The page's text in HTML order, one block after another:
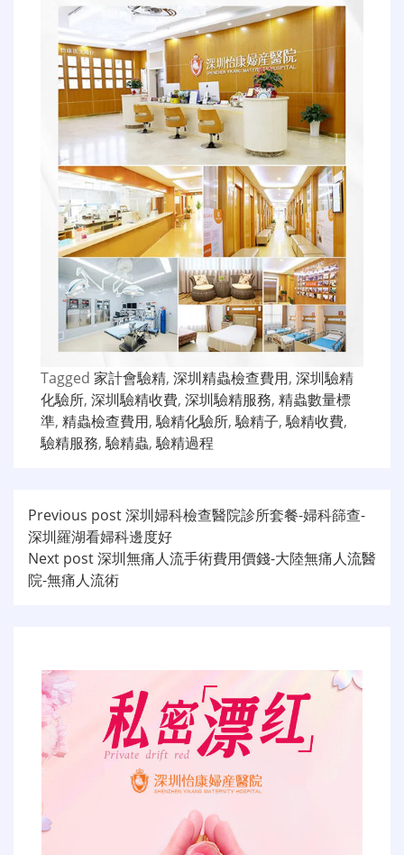
Tagged 家計會驗精, 深圳精蟲檢查費用, 深圳驗精
化驗所, 深圳驗精收費, 深圳驗精服務, 精蟲數量標
準, 精蟲檢查費用,驗精化驗所,驗精子,驗精收費,
驗精服務,驗精蟲,驗精過程
文
章
导
Previous post深圳婦科檢查醫院診所套餐-婦科篩查-
深圳羅湖看婦科邊度好
Next post深圳無痛人流手術費用價錢-大陸無痛人流醫
院-無痛人流術